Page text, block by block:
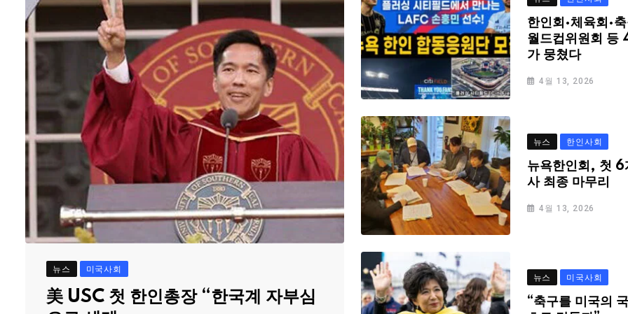
뉴스 미국사회
美 USC 첫 한인총장 “한국계 자부심
한인회·체육회·
월드컵위원회 등
가 뭉쳤다
4월 13, 2026
뉴스 한인사회
뉴욕한인회, 첫 6
사 최종 마무리
4월 13, 2026
뉴스 미국사회
“축구를 미국의